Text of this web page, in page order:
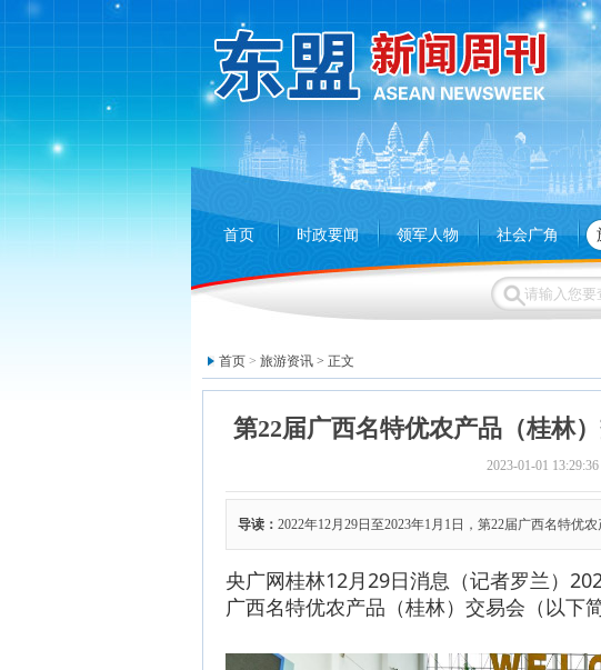
首页 时政要闻 领军人物 社会广角
首页 > 旅游资讯 > 正文
第22届广西名特优农产品（桂林
2023-01-01
导读： 2022年12月29日至2023年1月1日，第22届广西名特优
央广网桂林12月29日消息（记者罗兰）
广西名特优农产品（桂林）交易会（以下